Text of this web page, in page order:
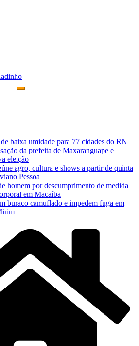
baixa umidade para 77 cidades do RN
da prefeita de Maxaranguape e
eleição
agro, cultura e shows a partir de quinta
Pessoa
homem por descumprimento de medida
em Macaíba
buraco camuflado e impedem fuga em